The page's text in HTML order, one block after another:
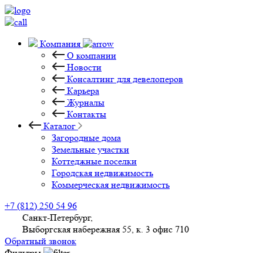
Компания
О компании
Новости
Консалтинг для девелоперов
Карьера
Журналы
Контакты
Каталог
Загородные дома
Земельные участки
Коттеджные поселки
Городская недвижимость
Коммерческая недвижимость
+7 (812) 250 54 96
Санкт-Петербург,
Выборгская набережная 55, к. 3 офис 710
Обратный звонок